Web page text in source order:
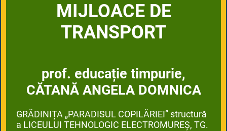
MIJLOACE DE
TRANSPORT
prof. educație timpurie,
CĂTANĂ ANGELA DOMNICA
GRĂDINIȚA „PARADISUL COPILĂRIEI” structură
a LICEULUI TEHNOLOGIC ELECTROMUREȘ, TG.